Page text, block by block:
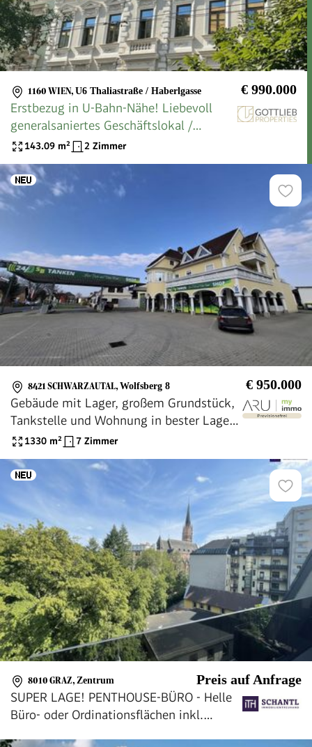
1160 WIEN, U6 Thaliastraße / Haberlgasse € 990.000
Erstbezug in U-Bahn-Nähe! Liebevoll
generalsaniertes Geschäftslokal /
Ordination in Gründerzeithaus
143.09 m² 2 Zimmer
8421 SCHWARZAUTAL, Wolfsberg 8 € 950.000
Gebäude mit Lager, großem Grundstück,
Tankstelle und Wohnung in bester Lage
(Provisionsfrei)
1330 m² 7 Zimmer
8010 GRAZ, Zentrum Preis auf Anfrage
SUPER LAGE! PENTHOUSE-BÜRO - Helle
Büro- oder Ordinationsflächen inkl.